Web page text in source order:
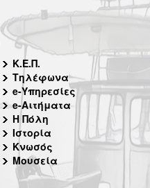
Κ.Ε.Π.
Τηλέφωνα
e-Υπηρεσίες
e-Αιτήματα
Η Πόλη
Ιστορία
Κνωσός
Μουσεία